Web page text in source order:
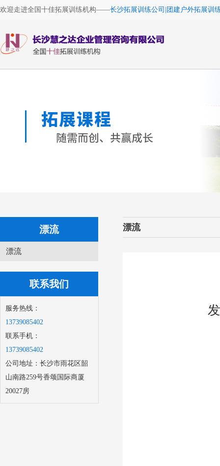
欢迎走进全国十佳拓展训练机构——长沙拓展训练公司|团建户外拓展训
漂流
漂流
联系我们
服务热线：
13739085402
联系手机：
13739085402
公司地址：长沙市雨花区韶
山南路259号香颂国际商厦
20027房
漂流